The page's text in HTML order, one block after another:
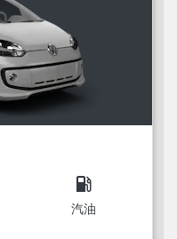
local_gas_station
汽油